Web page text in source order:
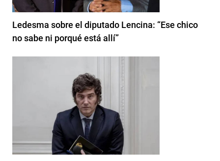
Ledesma sobre el diputado Lencina: “Ese chico
no sabe ni porqué está allí”